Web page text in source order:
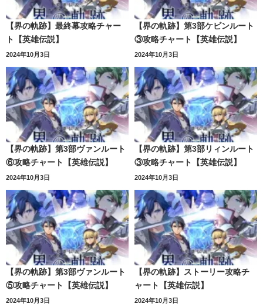
【界の軌跡】最終幕攻略チャー
ト【英雄伝説】
2024年10月3日
【界の軌跡】第3部ケビンルート
③攻略チャート【英雄伝説】
2024年10月3日
【界の軌跡】第3部ヴァンルート
⑥攻略チャート【英雄伝説】
2024年10月3日
【界の軌跡】第3部リィンルート
③攻略チャート【英雄伝説】
2024年10月3日
【界の軌跡】第3部ヴァンルート
⑤攻略チャート【英雄伝説】
2024年10月3日
【界の軌跡】ストーリー攻略チ
ャート【英雄伝説】
2024年10月3日